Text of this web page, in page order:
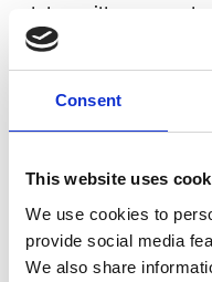
Consent
This website uses
We use cookies to
provide social media
We also share
stato scritto e
CON
Elsinor Centro di
Teatro Metastasio di Prato